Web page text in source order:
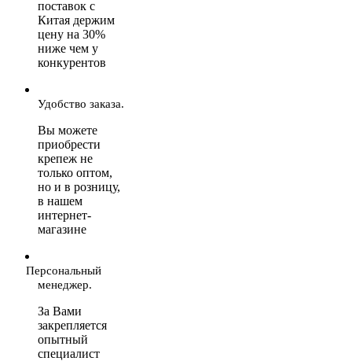
поставок с
Китая держим
цену на 30%
ниже чем у
конкурентов
Удобство заказа.
Вы можете
приобрести
крепеж не
только оптом,
но и в розницу,
в нашем
интернет-
магазине
Персональный
менеджер.
За Вами
закрепляется
опытный
специалист